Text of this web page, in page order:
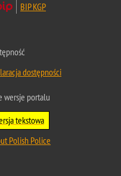
BIP KGP
dostępności
wersje portalu
tekstowa
Polish Police